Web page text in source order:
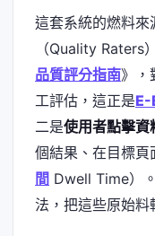
這套系統的燃料來
（Quality Raters
品質評分指南》，
工評估，這正是
二是使用者點擊資
個結果、在目標頁
間 Dwell Time）
法，把這些原始料